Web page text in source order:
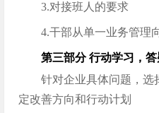
3.对接班人的要求
4.干部从单一业务管理
第三部分 行动学习，
针对企业具体问题，选
定改善方向和行动计划